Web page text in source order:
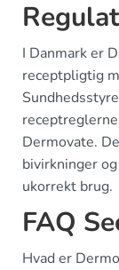
I Danmark er
receptpligtig
Dermovate.
bivirkninger
ukorrekt brug.
FAQ
Hvad er